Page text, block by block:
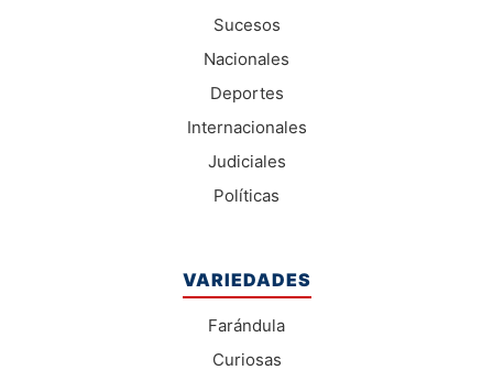
Sucesos
Nacionales
Deportes
Internacionales
Judiciales
Políticas
VARIEDADES
Farándula
Curiosas